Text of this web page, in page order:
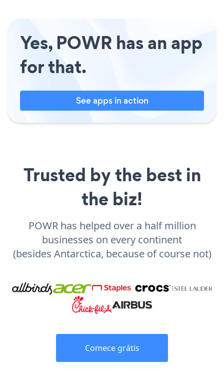
Yes, POWR has an app
for that.
See apps in action
Trusted by the best in
the biz!
POWR has helped over a half million
businesses on every continent
(besides Antarctica, because of course not)
Comece grátis